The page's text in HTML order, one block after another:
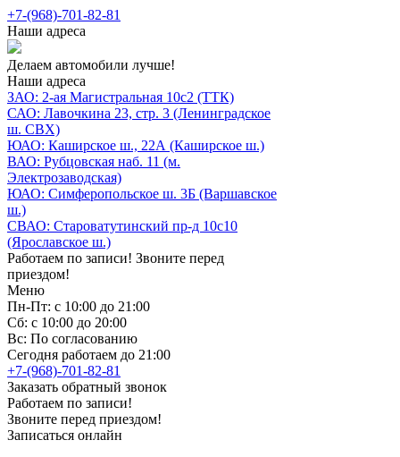
+7-(968)-701-82-81
Наши адреса
Делаем автомобили лучше!
Наши адреса
ЗАО: 2-ая Магистральная 10с2 (ТТК)
САО: Лавочкина 23, стр. 3 (Ленинградское
ш. СВХ)
ЮАО: Каширское ш., 22А (Каширское ш.)
ВАО: Рубцовская наб. 11 (м.
Электрозаводская)
ЮАО: Симферопольское ш. 3Б (Варшавское
ш.)
СВАО: Староватутинский пр-д 10с10
(Ярославское ш.)
Работаем по записи! Звоните перед
приездом!
Меню
Пн-Пт: с 10:00 до 21:00
Сб: с 10:00 до 20:00
Вс: По согласованию
Сегодня работаем до 21:00
+7-(968)-701-82-81
Заказать обратный звонок
Работаем по записи!
Звоните перед приездом!
Записаться онлайн